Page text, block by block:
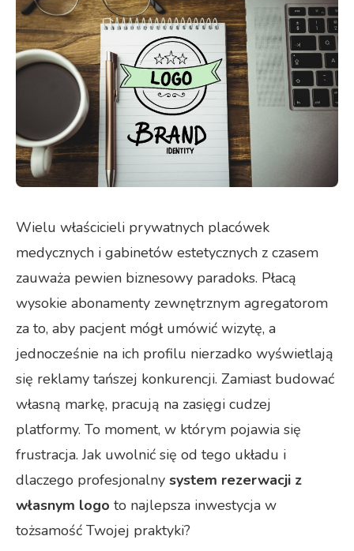
Wielu właścicieli prywatnych placówek
medycznych i gabinetów estetycznych z czasem
zauważa pewien biznesowy paradoks. Płacą
wysokie abonamenty zewnętrznym agregatorom
za to, aby pacjent mógł umówić wizytę, a
jednocześnie na ich profilu nierzadko wyświetlają
się reklamy tańszej konkurencji. Zamiast budować
własną markę, pracują na zasięgi cudzej
platformy. To moment, w którym pojawia się
frustracja. Jak uwolnić się od tego układu i
dlaczego profesjonalny system rezerwacji z
własnym logo to najlepsza inwestycja w
tożsamość Twojej praktyki?